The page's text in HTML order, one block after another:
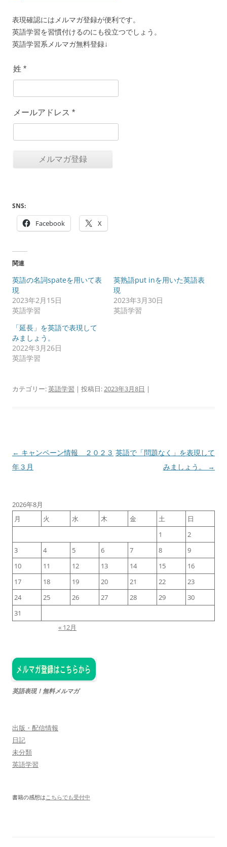
表現確認にはメルマガ登録が便利です。
英語学習を習慣付けるのにも役立つでしょう。
英語学習系メルマガ無料登録↓
姓 *
メールアドレス *
SNS:
Facebook X
関連
英語の名詞spateを用いて表
現
2023年2月15日
英語学習
英熟語put inを用いた英語表
現
2023年3月30日
英語学習
「延長」を英語で表現して
みましょう。
2022年3月26日
英語学習
カテゴリー:英語学習 | 投稿日:2023年3月8日 |
投
稿
ゲ
ー
ョ
ン
← キャンペーン情報 ２０２３
年３月
英語で「問題なく」を表現して
みましょう。
→
2026年8月
月
火 水 木 金 土
日
1
2
3
4 5 6 7 8
9
10
11 12 13 14 15
16
17
18 19 20 21 22
23
24
25 26 27 28 29
30
31
« 12月
英語表現！無料メルマガ
出版・配信情報
日記
未分類
英語学習
書籍の感想はこちらでも受付中